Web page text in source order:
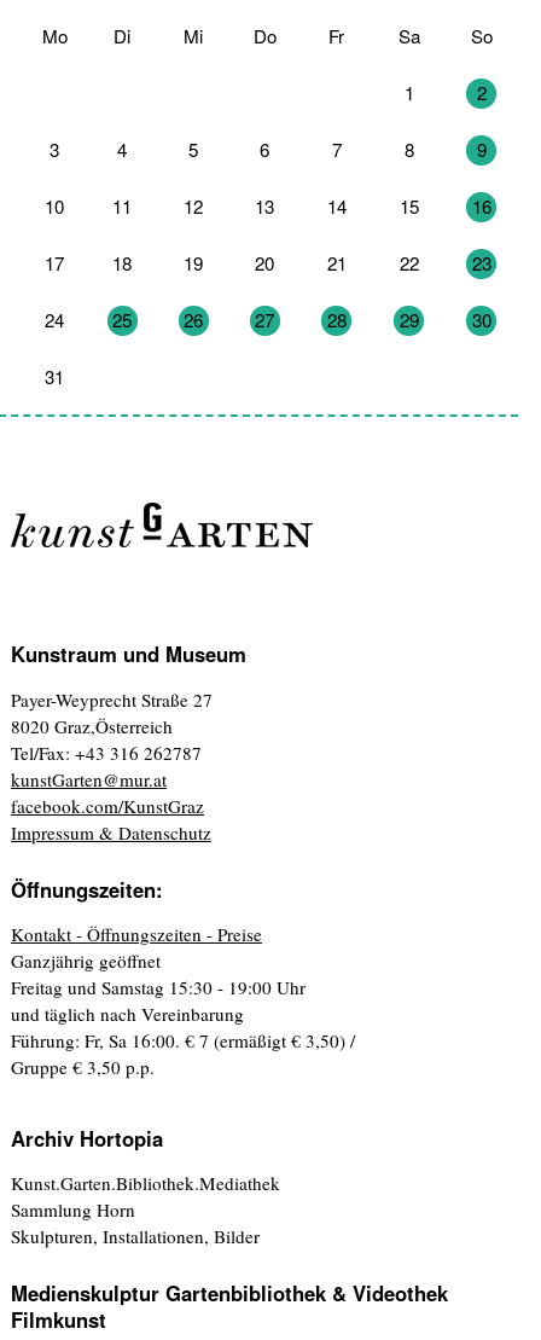
Mo Di Mi Do Fr Sa So
1 2
3 4 5 6 7 8 9
10 11 12 13 14 15 16
17 18 19 20 21 22 23
24 25 26 27 28 29 30
31
Kunstraum und Museum
Payer-Weyprecht Straße 27
8020 Graz,Österreich
Tel/Fax: +43 316 262787
kunstGarten@mur.at
facebook.com/KunstGraz
Impressum & Datenschutz
Öffnungszeiten:
Kontakt - Öffnungszeiten - Preise
Ganzjährig geöffnet
Freitag und Samstag 15:30 - 19:00 Uhr
und täglich nach Vereinbarung
Führung: Fr, Sa 16:00. € 7 (ermäßigt € 3,50) /
Gruppe € 3,50 p.p.
Archiv Hortopia
Kunst.Garten.Bibliothek.Mediathek
Sammlung Horn
Skulpturen, Installationen, Bilder
Medienskulptur Gartenbibliothek & Videothek
Filmkunst